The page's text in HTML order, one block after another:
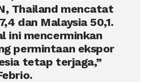
Thailand mencatat
dan Malaysia 50,1.
ini mencerminkan
permintaan ekspor
tetap terjaga,”